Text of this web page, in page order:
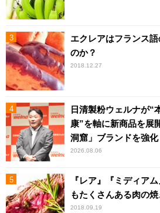
エクレアはフランス
のか？
2018.12.27
日清製粉ウェルナが“
康”を軸に新商品を
洞窟」ブランドを強化
2026.08.06
『レア』『ミディア
もたくさんある肉の
2018.09.19